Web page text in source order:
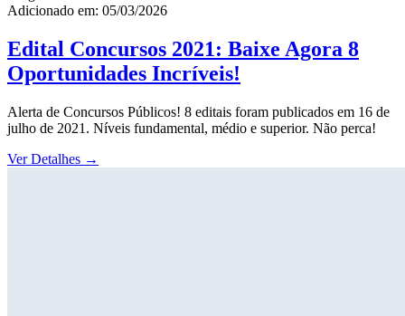
Adicionado em: 05/03/2026
Edital Concursos 2021: Baixe Agora 8
Oportunidades Incríveis!
Alerta de Concursos Públicos! 8 editais foram publicados em 16 de
julho de 2021. Níveis fundamental, médio e superior. Não perca!
Ver Detalhes →